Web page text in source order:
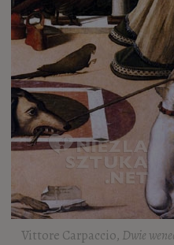
Vittore Carpaccio, Dwie